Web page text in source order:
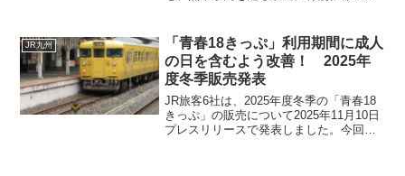
州新幹線の 800系新幹線。どちらも熊本
の人気キ...
JR九州
「青春18きっぷ」利用期間に成人
の日を含むよう改善！ 2025年
度冬季販売発表
JR旅客6社は、2025年度冬季の「青春18
きっぷ」の販売について2025年11月10日
プレスリリースで発表しました。今回の